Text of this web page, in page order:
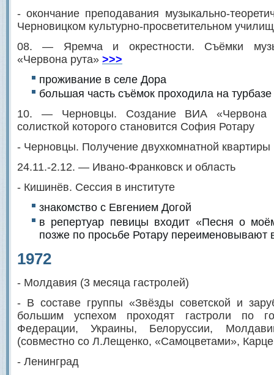
- окончание преподавания музыкально-
Черновицком культурно-просветительном
08. — Яремча и окрестности. Съёмки
«Червона рута» >>>
проживание в селе Дора
большая часть съёмок проходила на
10. — Черновцы. Создание ВИА «Червона
солисткой которого становится София Ротару
- Черновцы. Получение двухкомнатной
24.11.-2.12. — Ивано-Франковск и область
- Кишинёв. Сессия в институте
знакомство с Евгением Догой
в репертуар певицы входит «Песня о
позже по просьбе Ротару переименовывают
1972
- Молдавия (3 месяца гастролей)
- В составе группы «Звёзды советской и
большим успехом проходят гастроли по
Федерации, Украины, Белоруссии,
(совместно со Л.Лещенко, «Самоцветами»,
- Ленинград